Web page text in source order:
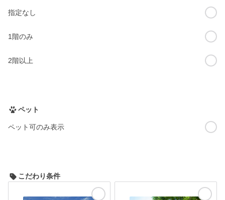
指定なし
1階のみ
2階以上
ペット
ペット可のみ表示
こだわり条件